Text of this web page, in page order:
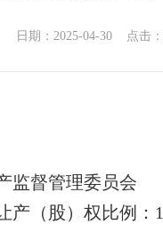
日期：2025-04-30 点击
监督管理委员会
产（股）权比例：